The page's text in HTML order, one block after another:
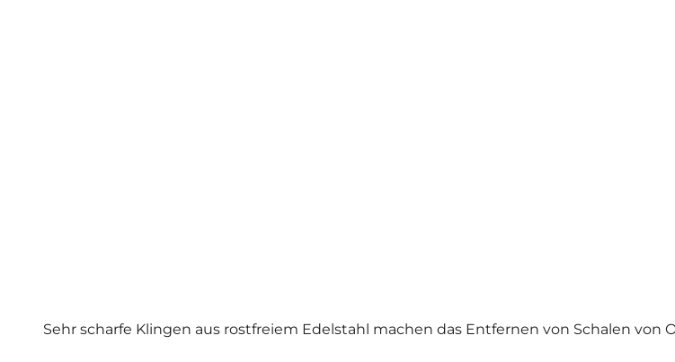
Sehr scharfe Klingen aus rostfreiem Edelstahl machen das Entfernen von Schalen von